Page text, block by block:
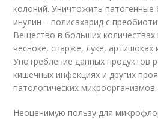
колоний. Уничтожить патогенные
инулин – полисахарид с
Вещество в больших количествах
чесноке, спарже, луке, артишоках
Употребление данных продуктов
кишечных инфекциях и других
патологических микроорганизмов.
Неоценимую пользу для